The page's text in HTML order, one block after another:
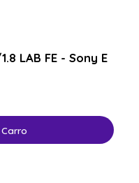
LAB FE - Sony E